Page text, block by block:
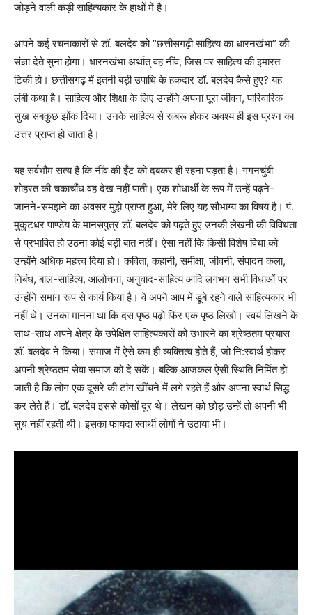
जोड़ने वाली कड़ी साहित्यकार के हाथों में है।
आपने कई रचनाकारों से डॉ. बलदेव को “छत्तीसगढ़ी साहित्य का धारनखंभा” की
संज्ञा देते सुना होगा। धारनखंभा अर्थात् वह नींव, जिस पर साहित्य की इमारत
टिकी हो। छत्तीसगढ़ में इतनी बड़ी उपाधि के हकदार डॉ. बलदेव कैसे हुए? यह
लंबी कथा है। साहित्य और शिक्षा के लिए उन्होंने अपना पूरा जीवन, पारिवारिक
सुख सबकुछ झोंक दिया। उनके साहित्य से रूबरू होकर अवश्य ही इस प्रश्न का
उत्तर प्राप्त हो जाता है।
यह सर्वभौम सत्य है कि नींव की ईंट को दबकर ही रहना पड़ता है। गगनचुंबी
शोहरत की चकाचौंध वह देख नहीं पाती। एक शोधार्थी के रूप में उन्हें पढ़ने-
जानने-समझने का अवसर मुझे प्राप्त हुआ, मेरे लिए यह सौभाग्य का विषय है। पं.
मुकुटधर पाण्डेय के मानसपुत्र डाॅ. बलदेव को पढ़ते हुए उनकी लेखनी की विविधता
से प्रभावित हो उठना कोई बड़ी बात नहीं। ऐसा नहीं कि किसी विशेष विधा को
उन्होंने अधिक महत्त्व दिया हो। कविता, कहानी, समीक्षा, जीवनी, संपादन कला,
निबंध, बाल-साहित्य, आलोचना, अनुवाद-साहित्य आदि लगभग सभी विधाओं पर
उन्होंने समान रूप से कार्य किया है। वे अपने आप में डूबे रहने वाले साहित्यकार भी
नहीं थे। उनका मानना था कि दस पृष्ठ पढ़ो फिर एक पृष्ठ लिखो। स्वयं लिखने के
साथ-साथ अपने क्षेत्र के उपेक्षित साहित्यकारों को उभारने का श्रेष्ठतम प्रयास
डाॅ. बलदेव ने किया। समाज में ऐसे कम ही व्यक्तित्व होते हैं, जो नि:स्वार्थ होकर
अपनी श्रेष्ठतम सेवा समाज को दे सकें। बल्कि आजकल ऐसी स्थिति निर्मित हो
जाती है कि लोग एक दूसरे की टांग खींचने में लगे रहते हैं और अपना स्वार्थ सिद्ध
कर लेते हैं। डाॅ. बलदेव इससे कोसों दूर थे। लेखन को छोड़ उन्हें तो अपनी भी
सुध नहीं रहती थी। इसका फायदा स्वार्थी लोगों ने उठाया भी।